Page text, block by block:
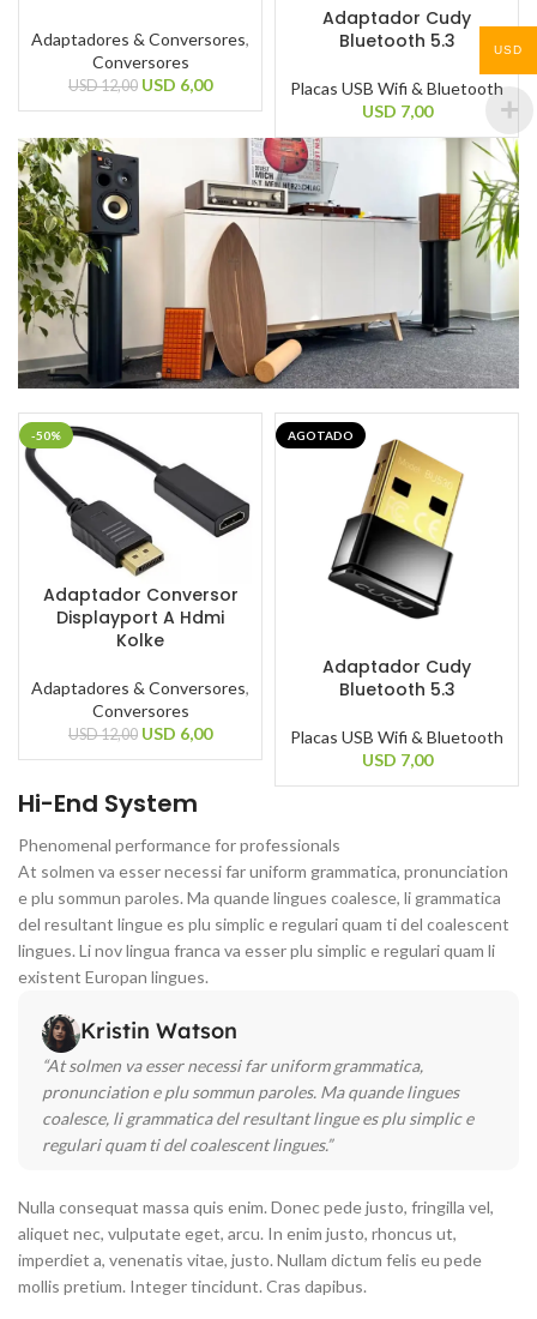
Adaptadores & Conversores,
Conversores
USD12,00 USD 6,00
Adaptador Cudy
Bluetooth 5.3
Placas USB Wifi & Bluetooth
USD 7,00
-50%
Adaptador Conversor
Displayport A Hdmi
Kolke
Adaptadores & Conversores,
Conversores
USD12,00 USD 6,00
AGOTADO
Adaptador Cudy
Bluetooth 5.3
Placas USB Wifi & Bluetooth
USD 7,00
Hi-End System
Phenomenal performance for professionals
At solmen va esser necessi far uniform grammatica, pronunciation
e plu sommun paroles. Ma quande lingues coalesce, li grammatica
del resultant lingue es plu simplic e regulari quam ti del coalescent
lingues. Li nov lingua franca va esser plu simplic e regulari quam li
existent Europan lingues.
Kristin Watson
“At solmen va esser necessi far uniform grammatica,
pronunciation e plu sommun paroles. Ma quande lingues
coalesce, li grammatica del resultant lingue es plu simplic e
regulari quam ti del coalescent lingues.”
Nulla consequat massa quis enim. Donec pede justo, fringilla vel,
aliquet nec, vulputate eget, arcu. In enim justo, rhoncus ut,
imperdiet a, venenatis vitae, justo. Nullam dictum felis eu pede
mollis pretium. Integer tincidunt. Cras dapibus.
USD